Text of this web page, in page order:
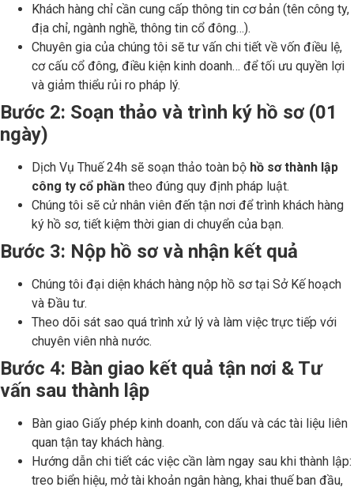
Khách hàng chỉ cần cung cấp thông tin cơ bản (tên công ty,
địa chỉ, ngành nghề, thông tin cổ đông…).
Chuyên gia của chúng tôi sẽ tư vấn chi tiết về vốn điều lệ,
cơ cấu cổ đông, điều kiện kinh doanh… để tối ưu quyền lợi
và giảm thiểu rủi ro pháp lý.
Bước 2: Soạn thảo và trình ký hồ sơ (01
ngày)
Dịch Vụ Thuế 24h sẽ soạn thảo toàn bộ hồ sơ thành lập
công ty cổ phần theo đúng quy định pháp luật.
Chúng tôi sẽ cử nhân viên đến tận nơi để trình khách hàng
ký hồ sơ, tiết kiệm thời gian di chuyển của bạn.
Bước 3: Nộp hồ sơ và nhận kết quả
Chúng tôi đại diện khách hàng nộp hồ sơ tại Sở Kế hoạch
và Đầu tư.
Theo dõi sát sao quá trình xử lý và làm việc trực tiếp với
chuyên viên nhà nước.
Bước 4: Bàn giao kết quả tận nơi & Tư
vấn sau thành lập
Bàn giao Giấy phép kinh doanh, con dấu và các tài liệu liên
quan tận tay khách hàng.
Hướng dẫn chi tiết các việc cần làm ngay sau khi thành lập:
treo biển hiệu, mở tài khoản ngân hàng, khai thuế ban đầu,